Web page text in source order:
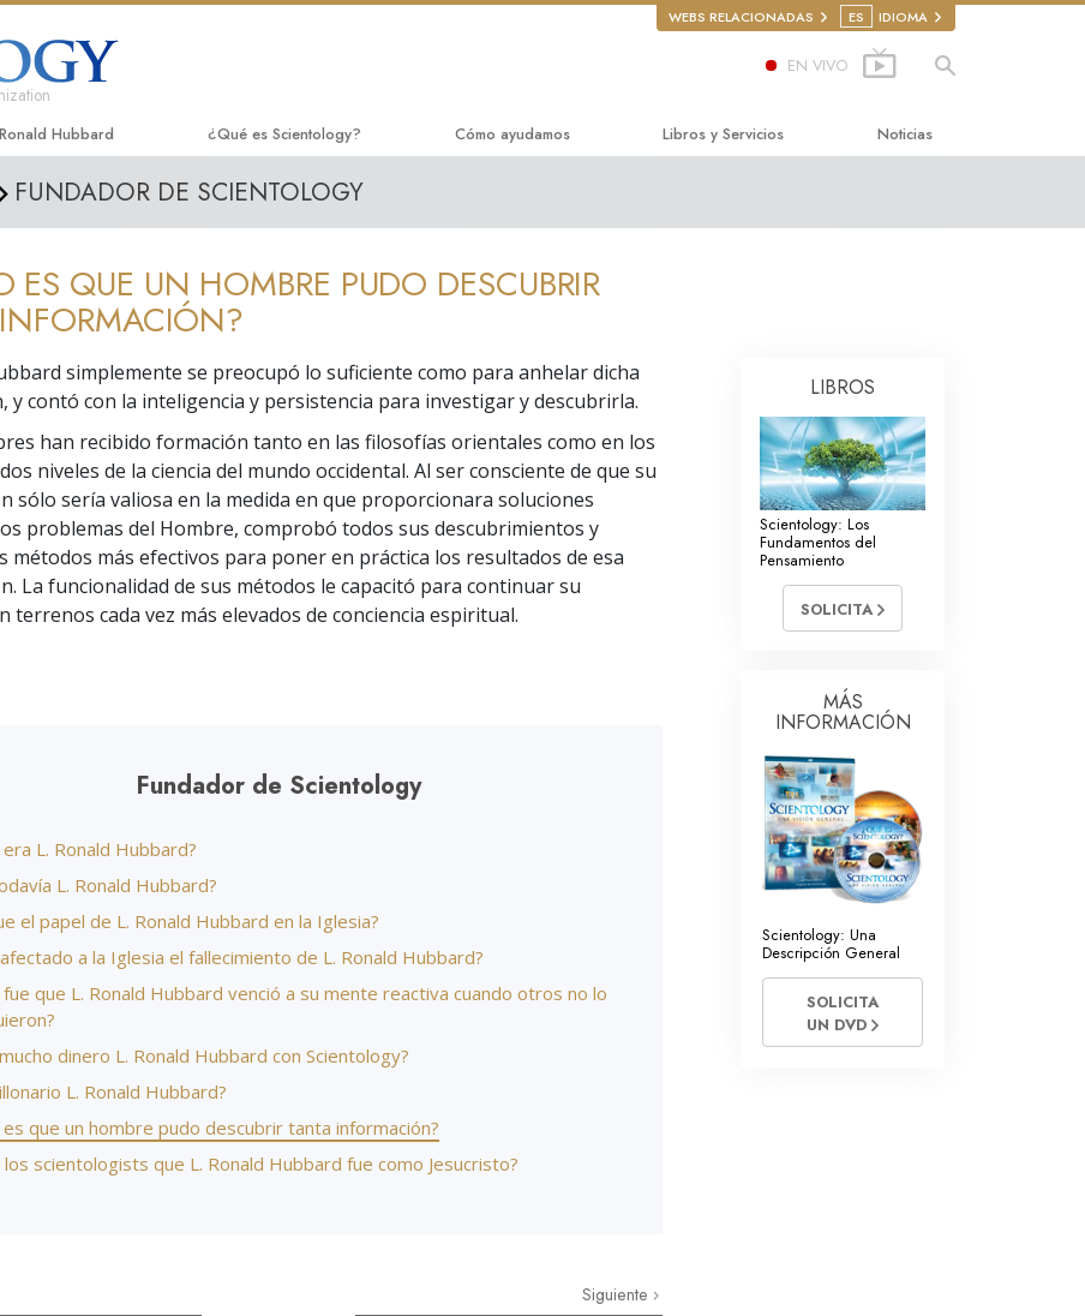
WEBS RELACIONADAS ES IDIOMA
EN VIVO
Hubbard ¿Qué es Scientology?
Creencias y prácticas
Qué dicen los scientologists acerca de
Scientology
Dentro de una Iglesia
Los Principios Básicos de Scientology
Una introducción a Dianética
Amor y Odio:
¿Qué es Grandeza?
Cómo ayudamos
Criminon
La Verdad Sobre las Drogas
Unidos por los Derechos Humanos
Comisión Ciudadana de Derechos
Humanos
Ministros Voluntarios de Scientology
Libros y Servicios
Conferencias introductorias
Comenzando Servicios
Noticias
FUNDADOR DE SCIENTOLOGY
ES QUE UN HOMBRE PUDO DESCUBRIR
simplemente se preocupó lo suficiente como para anhelar dicha
y contó con la inteligencia y persistencia para investigar y descubrirla.
han recibido formación tanto en las filosofías orientales como en los
niveles de la ciencia del mundo occidental. Al ser consciente de que su
sólo sería valiosa en la medida en que proporcionara soluciones
problemas del Hombre, comprobó todos sus descubrimientos y
métodos más efectivos para poner en práctica los resultados de esa
La funcionalidad de sus métodos le capacitó para continuar su
terrenos cada vez más elevados de conciencia espiritual.
Fundador de Scientology
era L. Ronald Hubbard?
L. Ronald Hubbard?
el papel de L. Ronald Hubbard en la Iglesia?
a la Iglesia el fallecimiento de L. Ronald Hubbard?
fue que L. Ronald Hubbard venció a su mente reactiva cuando otros no lo
dinero L. Ronald Hubbard con Scientology?
L. Ronald Hubbard?
es que un hombre pudo descubrir tanta información?
los scientologists que L. Ronald Hubbard fue como Jesucristo?
Siguiente
LIBROS
Scientology: Los
Fundamentos del
Pensamiento
SOLICITA
MÁS
INFORMACIÓN
Scientology: Una
Descripción General
SOLICITA
UN DVD